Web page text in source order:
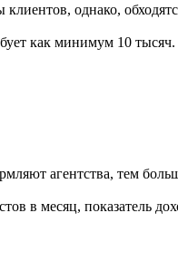
однако,
как минимум 10 тысяч.
агентства, тем
в месяц, показатель